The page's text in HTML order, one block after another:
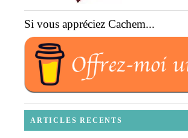
Si vous appréciez Cachem...
ARTICLES RECENTS